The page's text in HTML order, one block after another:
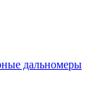
дальномеры